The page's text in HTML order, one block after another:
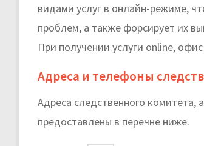
видами услуг в онлайн-режиме,
проблем, а также форсирует их
При получении услуги online,
Адреса и телефоны
Адреса следственного комитета,
предоставлены в перечне ниже.